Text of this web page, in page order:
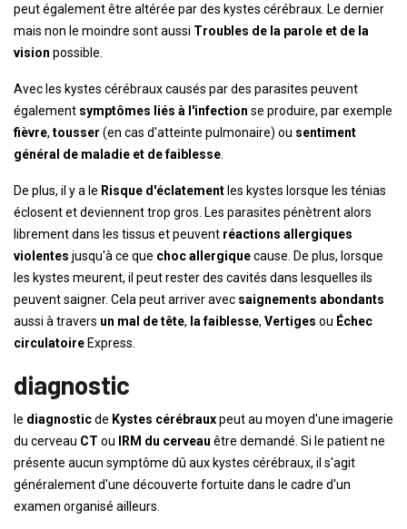
peut également être altérée par des kystes cérébraux. Le dernier
mais non le moindre sont aussi Troubles de la parole et de la
vision possible.
Avec les kystes cérébraux causés par des parasites peuvent
également symptômes liés à l'infection se produire, par exemple
fièvre, tousser (en cas d'atteinte pulmonaire) ou sentiment
général de maladie et de faiblesse
De plus, il y a le Risque d'éclatement les kystes lorsque les ténias
éclosent et deviennent trop gros. Les parasites pénètrent alors
librement dans les tissus et peuvent réactions allergiques
violentes jusqu'à ce que choc allergiquecause. De plus, lorsque
les kystes meurent, il peut rester des cavités dans lesquelles ils
peuvent saigner. Cela peut arriver avec saignements abondants
aussi à travers un mal de tête, la faiblesse, Vertiges ou Échec
circulatoire Express.
diagnostic
le diagnosticde Kystes cérébrauxpeut au moyen d'une imagerie
du cerveau CT ou IRM du cerveau être demandé. Si le patient ne
présente aucun symptôme dû aux kystes cérébraux, il s'agit
généralement d'une découverte fortuite dans le cadre d'un
examen organisé ailleurs.